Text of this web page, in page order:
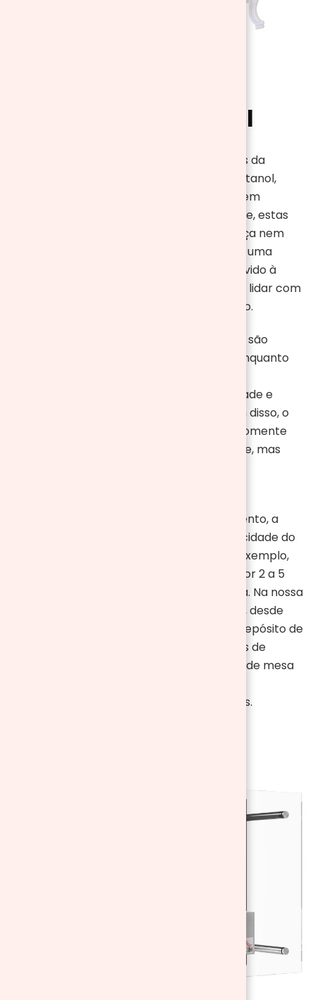
Lareiras de Bioetanol
As lareiras de bioetanol funcionam através da
do bioetanol,
gerando uma chama semelhante à real, sem
fumaça ou poluição interna. Adicionalmente, estas
lareiras são inodoras, não produzem fumaça nem
emitem vapores ou odores, o que as torna uma
escolha ideal para ambientes internos. Devido à
chama aberta, eliminam a necessidade de lidar com
cinzas, fuligem ou resíduos após a utilização.
Disponíveis em diversos modelos, algumas são
concebidas para montagem na parede, enquanto
conferindo-lhes uma excelente portabilidade e
adaptabilidade a diferentes espaços. Além disso, o
seu desenho minimalista e moderno não somente
adapta-se facilmente a qualquer ambiente, mas
No que diz respeito ao tempo de aquecimento, a
duração da combustão depende da capacidade do
depósito e da intensidade da chama. Por exemplo,
em geral, 1 litro de bioetanol é queimado por 2 a 5
horas, dependendo do tamanho da chama. Na nossa
loja online, encontrará diferentes modelos, desde
uma lareira de bioetanol de parede com depósito de
1,5L, oferecendo aproximadamente 3 horas de
aquecimento, a modelos mais compactos de mesa
ambientes de 5-8㎡ por até 30-45 minutos.